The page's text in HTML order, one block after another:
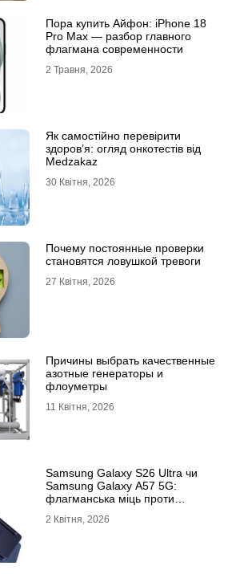
Пора купить Айфон: iPhone 18
Pro Max — разбор главного
флагмана современности
2 Травня, 2026
Як самостійно перевірити
здоров’я: огляд онкотестів від
Medzakaz
30 Квітня, 2026
Почему постоянные проверки
становятся ловушкой тревоги
27 Квітня, 2026
Причины выбрать качественные
азотные генераторы и
флоуметры
11 Квітня, 2026
Samsung Galaxy S26 Ultra чи
Samsung Galaxy A57 5G:
флагманська міць проти
2 Квітня, 2026